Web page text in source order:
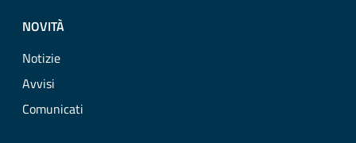
NOVITÀ
Notizie
Avvisi
Comunicati